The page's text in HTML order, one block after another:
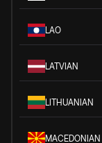
LAO
LATVIAN
LITHUANIAN
MACEDONIAN